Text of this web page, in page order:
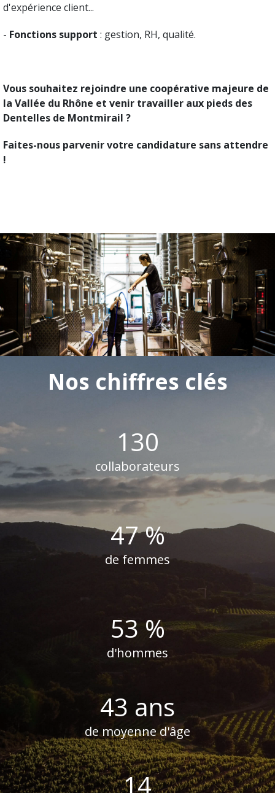
d'expérience client...
- Fonctions support : gestion, RH, qualité.
Vous souhaitez rejoindre une coopérative majeure de
la Vallée du Rhône et venir travailler aux pieds des
Dentelles de Montmirail ?
Faites-nous parvenir votre candidature sans attendre
!
Nos chiffres clés
130
collaborateurs
47 %
de femmes
53 %
d'hommes
43 ans
de moyenne d'âge
14